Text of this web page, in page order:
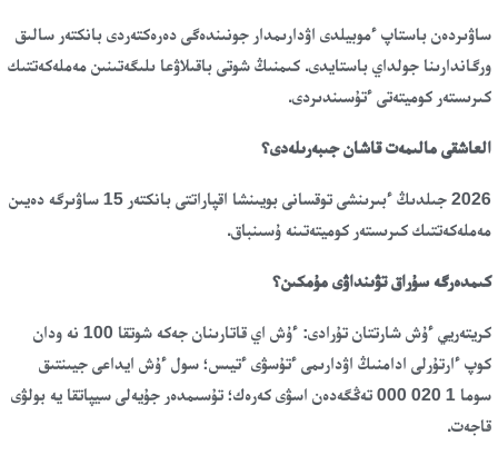
ساۋىردەن باستاپ ءموبيلدى اۋدارىمدار جونىندەگى دەرەكتەردى بانكتەر سالىق
ورگاندارىنا جولداي باستايدى. كىمنىڭ شوتى باقىلاۋعا ىلىگەتىنىن مەملەكەتتىك
كىرىستەر كوميتەتى ءتۇسىندىردى.
العاشقى مالىمەت قاشان جىبەرىلەدى؟
2026 جىلدىڭ ءبىرىنشى توقسانى بويىنشا اقپاراتتى بانكتەر 15 ساۋىرگە دەيىن
مەملەكەتتىك كىرىستەر كوميتەتىنە ۇسىنباق.
كىمدەرگە سۇراق تۋىنداۋى مۇمكىن؟
كريتەريي ءۇش شارتتان تۇرادى: ءۇش اي قاتارىنان جەكە شوتقا 100 نە ودان
كوپ ءارتۇرلى ادامنىڭ اۋدارىمى ءتۇسۋى ءتيىس؛ سول ءۇش ايداعى جيىنتىق
سوما 1 020 000 تەڭگەدەن اسۋى كەرەك؛ تۇسىمدەر جۇيەلى سيپاتقا يە بولۋى
قاجەت.